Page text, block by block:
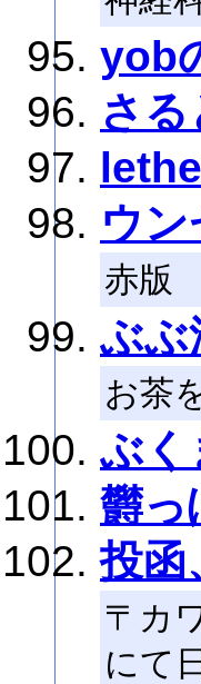
yob
さ
ウ
赤版
ぶぶ
お茶
ぶく
欝っ
投函
〒カ
にて